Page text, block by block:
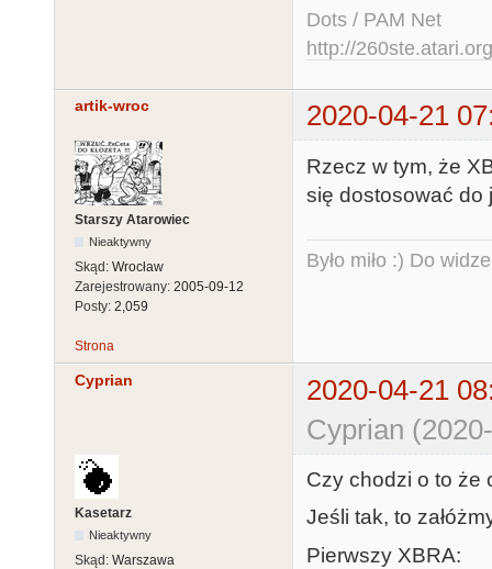
Dots / PAM Net
http://260ste.atari.org
artik-wroc 2020-04-21
Starszy Atarowiec
Nieaktywny
Skąd: Wrocław
Zarejestrowany: 2005-09-12
Posty: 2,059
Rzecz w tym, że
się dostosować do
Było miło :) Do
Strona
Cyprian
2020-04-21
Cyprian
Kasetarz
Nieaktywny
Skąd: Warszawa
Czy chodzi o to że
Jeśli tak, to
Pierwszy XBRA: